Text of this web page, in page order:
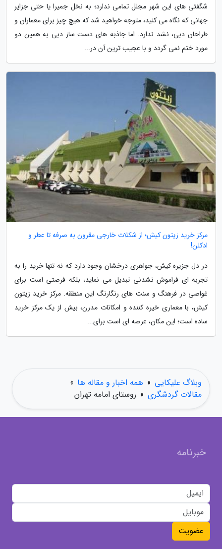
شگفتی های این شهر مجلل تمامی ندارد؛ به نخل جمیرا یا حتی جزایر
جهانی که نگاه می کنید، متوجه خواهید شد که هیچ چیز برای معماران و
طراحان دبی، نشد ندارد. اما جاذبه های دست ساز دبی به همین دو
مورد ختم نمی گردد و با عجیب ترین آن در...
مرکز خرید زیتون کیش؛ از شکلات خارجی مقرون به صرفه تا عطر و
ادکلن!
در دل جزیره کیش، جواهری درخشان وجود دارد که نه تنها خرید را به
تجربه ای فراموش نشدنی تبدیل می نماید، بلکه فرصتی است برای
غواصی در فرهنگ و سنت های رنگارنگ این منطقه. مرکز خرید زیتون
کیش، با معماری خیره کننده و امکانات مدرن، بیش از یک مرکز خرید
ساده است؛ این مکان، عرصه ای است برای...
وبلاگ علیکایی » همه اخبار و مقاله ها »
مقالات گردشگری » روستای امامه تهران
خبرنامه
عضویت